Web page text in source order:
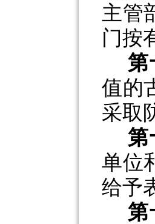
主管
门按
第
值的
采取
第
单位
给予
第